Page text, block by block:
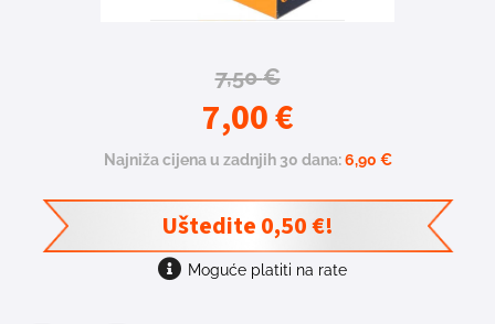
7,50€
7,00€
Najniža cijena u zadnjih 30 dana:6,90 €
Uštedite0,50€!
Moguće platiti na rate